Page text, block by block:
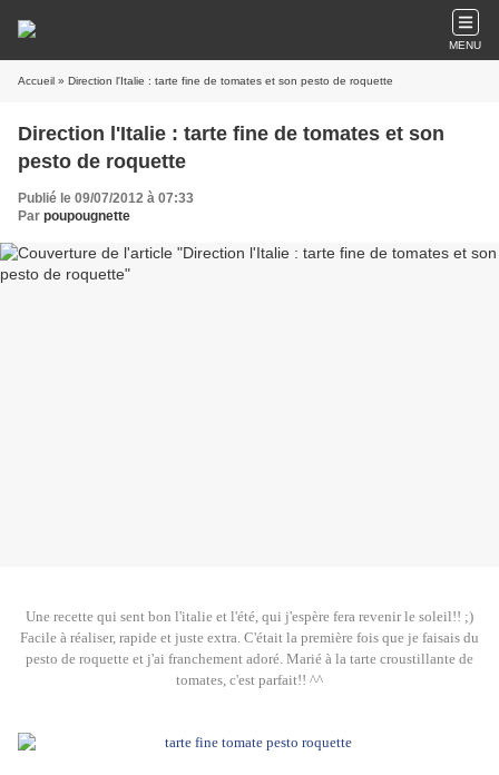
MENU
Accueil » Direction l'Italie : tarte fine de tomates et son pesto de roquette
Direction l'Italie : tarte fine de tomates et son
pesto de roquette
Publié le 09/07/2012 à 07:33
Par poupougnette
Une recette qui sent bon l'italie et l'été, qui j'espère fera revenir le soleil!! ;)
Facile à réaliser, rapide et juste extra. C'était la première fois que je faisais du
pesto de roquette et j'ai franchement adoré. Marié à la tarte croustillante de
tomates, c'est parfait!! ^^